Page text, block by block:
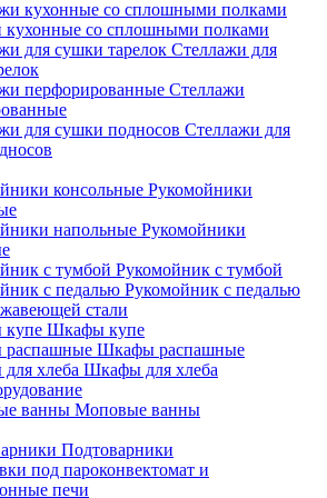
кухонные со сплошными полками
Стеллажи для
Стеллажи
Стеллажи для
Рукомойники
Рукомойники
Рукомойник с тумбой
Рукомойник с педалью
стали
Шкафы купе
Шкафы распашные
Шкафы для хлеба
Моповые ванны
Подтоварники